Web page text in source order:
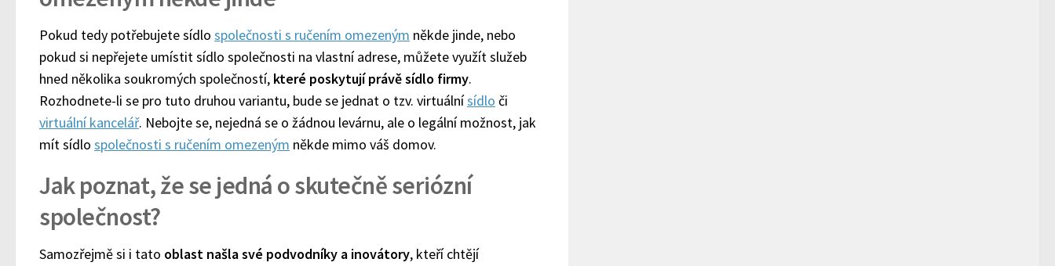
Pokud tedy potřebujete sídlo společnosti s ručením omezeným někde jinde, nebo
pokud si nepřejete umístit sídlo společnosti na vlastní adrese, můžete využít služeb
hned několika soukromých společností, které poskytují právě sídlo firmy.
Rozhodnete-li se pro tuto druhou variantu, bude se jednat o tzv. virtuálnísídlo či
virtuální kancelář. Nebojte se, nejedná se o žádnou levárnu, ale o legální možnost, jak
mít sídlo společnosti s ručením omezeným někde mimo váš domov.
Jak poznat, že se jedná o skutečně seriózní
společnost?
Samozřejmě si i tato oblast našla své podvodníky a inovátory, kteří chtějí